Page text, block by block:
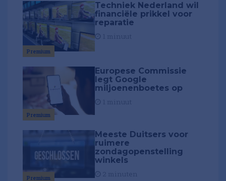
Premium
Techniek Nederland wil
financiële prikkel voor
reparatie
Premium
Europese Commissie
legt Google
miljoenenboetes op
Premium
Meeste Duitsers voor
ruimere
zondagopenstelling
winkels